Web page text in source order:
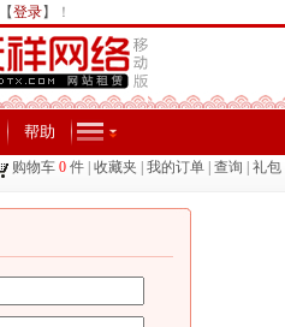
【登录】 ！
帮助
购物车 0 件 收藏夹 我的订单 查询 礼包